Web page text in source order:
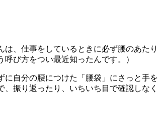
、仕事をしているときに必ず腰のあたり
び方をつい最近知ったんです。）
自分の腰につけた「腰袋」にさっと手を
振り返ったり、いちいち目で確認しなく